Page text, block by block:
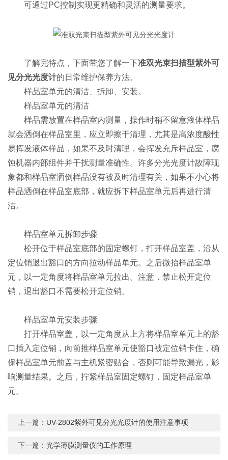
可通过PC控制实现更精确和灵活的测量要求。
了解完特点，下面带您了解一下准双光束扫描型紫外可
见分光光度计的日常维护保养方法。
样品室单元的清洁、拆卸、安装。
样品室单元的清洁
样品需放置在样品室内测量，操作时稍不留意液体样品
就会洒倒在样品室里，应立即擦干清理，尤其是高浓度酸性
易挥发液体样品，如果不及时清理，会挥发充斥样品室，腐
蚀机器内部组件并干扰测量准确性。许多分光光度计故障现
象都和样品室洒倒样品没有被及时清理有关，如果不小心将
样品洒倒在样品室底部，就应拆下样品室单元后再进行清
洁。
样品室单元拆卸步骤
松开位于样品室底部的固定螺钉，打开样品室盖，沿从
定位销退出豁口的方向拉动样品单元。之后微抬样品室单
元，以一定角度将样品室单元拉出。注意，禁止松开定位
销，退出豁口不需要松开定位销。
样品室单元安装步骤
打开样品室盖，以一定角度从上方将样品室单元上的豁
口插入定位销，向前推样品室单元使豁口被定位销卡住，确
保样品室单元前盖与主机紧密贴合，否则可能导致漏光，影
响测量结果。之后，拧紧样品室固定螺钉，固定样品室单
元。
上一篇： UV-2802紫外可见分光光度计的使用注意事项
下一篇：光学薄膜测量仪的工作原理